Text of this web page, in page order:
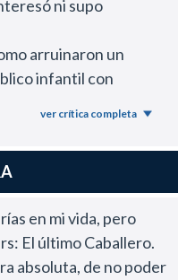
ni supo
arruinaron un
infantil con
en extras de
de atención gira en
protagonizan
le interesa ver. Uno de
que se repitió en
ver crítica completa
en mi vida, pero
El último Caballero.
absoluta, de no poder